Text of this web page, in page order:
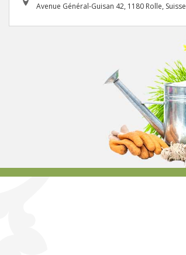
Avenue Général-Guisan 42, 1180 Rolle, Suisse